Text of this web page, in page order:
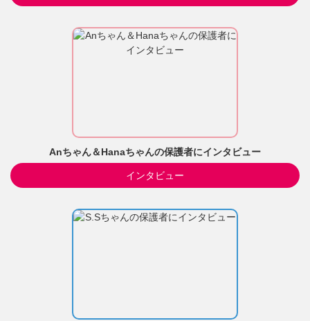
Anちゃん＆Hanaちゃんの保護者にインタビュー
インタビュー